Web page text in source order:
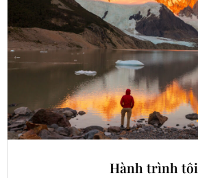
Hành trình tôi